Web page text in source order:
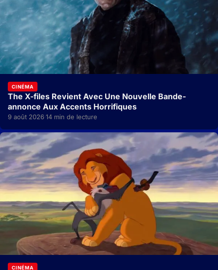
CINÉMA
The X-files Revient Avec Une Nouvelle Bande-
annonce Aux Accents Horrifiques
9 août 2026·14 min de lecture
CINÉMA